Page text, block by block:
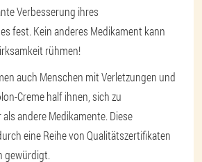
Verbesserung ihres
fest. Kein anderes Medikament kann
rühmen!
auch Menschen mit Verletzungen und
Creme half ihnen, sich zu
andere Medikamente. Diese
eine Reihe von Qualitätszertifikaten
gewürdigt.